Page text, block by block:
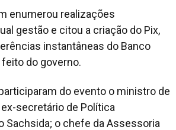
enumerou realizações
gestão e citou a criação do Pix,
instantâneas do Banco
do governo.
do evento o ministro de
secretário de Política
Sachsida; o chefe da Assessoria